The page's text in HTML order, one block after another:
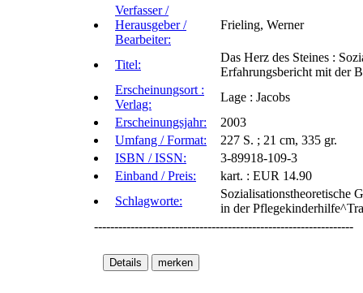
Verfasser /
Herausgeber /
Bearbeiter:
Frieling, Werner
Titel:
Das Herz des Steines :
Erfahrungsbericht mit der
Erscheinungsort :
Verlag:
Lage : Jacobs
Erscheinungsjahr:
2003
Umfang / Format:
227 S. ; 21 cm, 335 gr.
ISBN / ISSN:
3-89918-109-3
Einband / Preis:
kart. : EUR 14.90
Schlagworte:
Sozialisationstheoretische
in der
----------------------------------------------------------------